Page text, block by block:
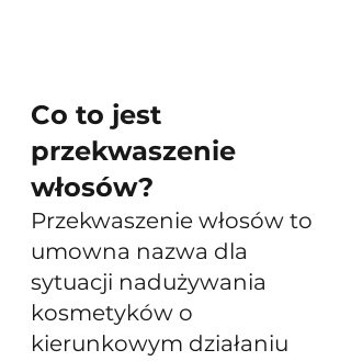
Co to jest
przekwaszenie
włosów?
Przekwaszenie włosów to
umowna nazwa dla
sytuacji nadużywania
kosmetyków o
kierunkowym działaniu